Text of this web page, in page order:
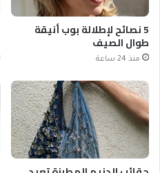
5 نصائح لإطلالة بوب أنيقة
طوال الصيف
منذ 24 ساعة